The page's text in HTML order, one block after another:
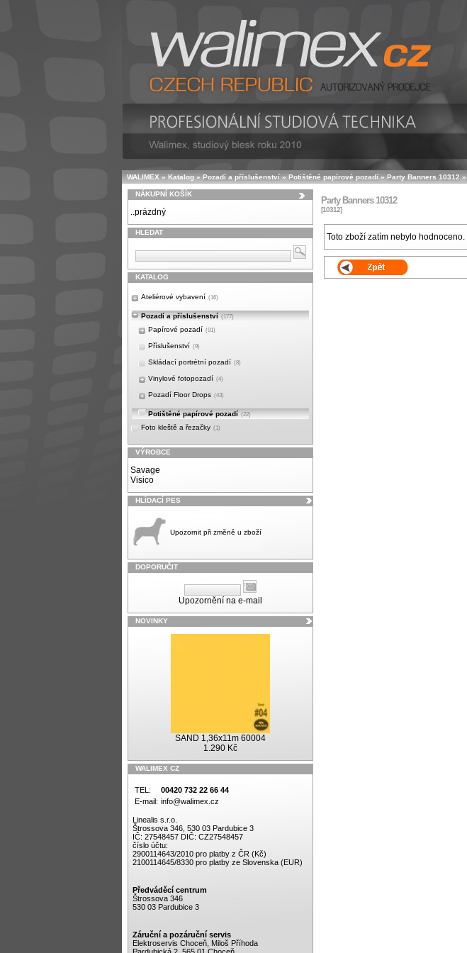
WALIMEX » Katalog » Pozadí a příslušenství » Potištěné papírové pozadí » Party Banners 10312 »
NÁKUPNÍ KOŠÍK
..prázdný
HLEDAT
KATALOG
Ateliérové vybavení (16)
Pozadí a příslušenství (177)
Papírové pozadí (91)
Příslušenství (9)
Skládací portrétní pozadí (8)
Vinylové fotopozadí (4)
Pozadí Floor Drops (43)
Potištěné papírové pozadí (22)
Foto kleště a řezačky (1)
VÝROBCE
Savage
Visico
HLÍDACÍ PES
Upozornit při změně u zboží
DOPORUČIT
Upozornění na e-mail
NOVINKY
SAND 1,36x11m 60004
1.290 Kč
WALIMEX CZ
TEL:
00420 732 22 66 44
E-mail: info@walimex.cz
Linealis s.r.o.
Štrossova 346, 530 03 Pardubice 3
IČ: 27548457 DIČ: CZ27548457
číslo účtu:
2900114643/2010 pro platby z ČR (Kč)
2100114645/8330 pro platby ze Slovenska (EUR)
Předváděcí centrum
Štrossova 346
530 03 Pardubice 3
Záruční a pozáruční servis
Elektroservis Choceň, Miloš Příhoda
Party Banners 10312
[10312]
Toto zboží zatím nebylo hodnoceno.